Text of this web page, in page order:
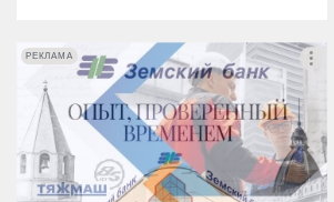
РЕКЛАМА
РЕКЛАМА